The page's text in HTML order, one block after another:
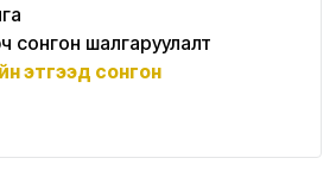
сонгон шалгаруулалт
этгээд сонгон